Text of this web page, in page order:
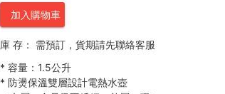
加入購物車
庫 存：
需預訂，貨期請先聯絡客服
* 容量：1.5公升
* 防燙保溫雙層設計電熱水壺